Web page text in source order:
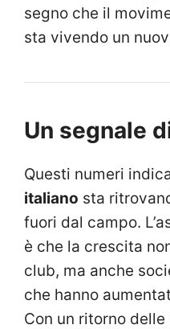
segno che il
sta vivendo un
Un segnale
Questi numeri
italiano sta
fuori dal campo.
è che la crescita
club, ma anche
che hanno
Con un ritorno